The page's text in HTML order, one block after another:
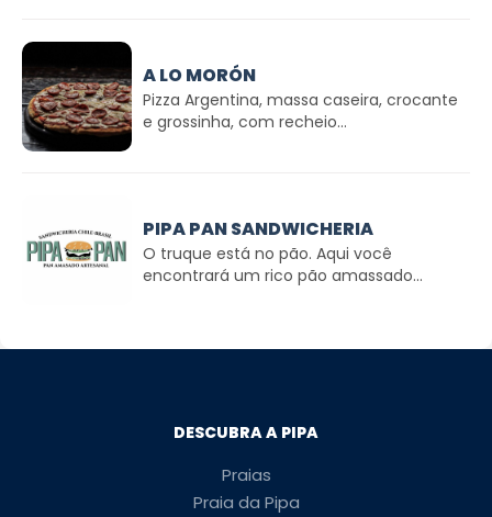
A LO MORÓN
Pizza Argentina, massa caseira, crocante
e grossinha, com recheio...
PIPA PAN SANDWICHERIA
O truque está no pão. Aqui você
encontrará um rico pão amassado...
DESCUBRA A PIPA
Praias
Praia da Pipa